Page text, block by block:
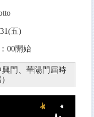
五)
00開始
門、華陽門屆時